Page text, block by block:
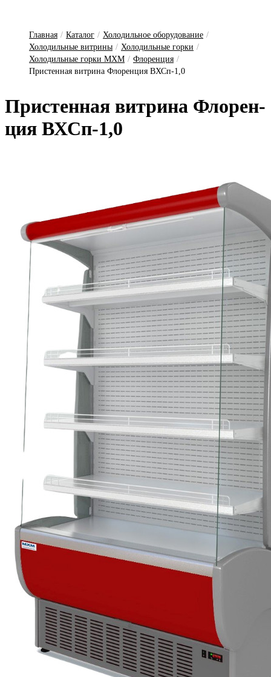
Главная / Каталог / Холодильное оборудование /
Холодильные витрины / Холодильные горки /
Холодильные горки МХМ / Флоренция /
Пристенная витрина Флоренция ВХСп-1,0
Прис­тенная вит­ри­на Фло­рен­
ция ВХСп-1,0